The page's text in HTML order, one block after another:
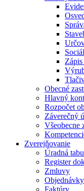
Obecné
Hlavný
Rozpočet
Záverečný
Všeobecne
Zverejňovanie
Úradná
Register
Zmluvy
Objednávky
Faktúry